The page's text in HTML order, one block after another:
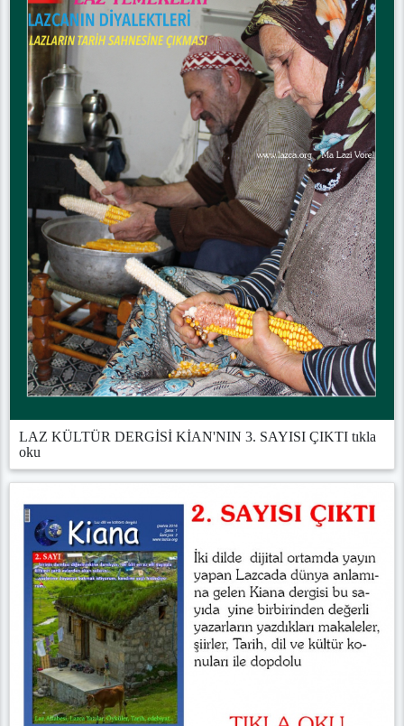
LAZ KÜLTÜR DERGİSİ KİAN'NIN 3. SAYISI ÇIKTI tıkla
oku